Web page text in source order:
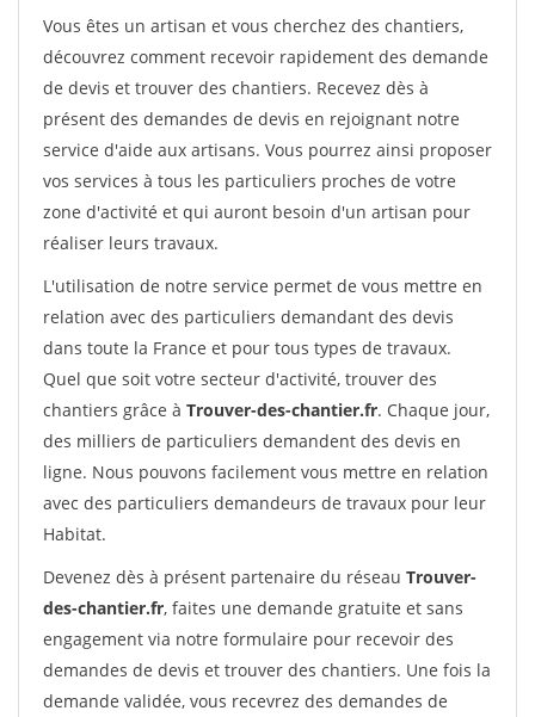
Vous êtes un artisan et vous cherchez des chantiers,
découvrez comment recevoir rapidement des demande
de devis et trouver des chantiers. Recevez dès à
présent des demandes de devis en rejoignant notre
service d'aide aux artisans. Vous pourrez ainsi proposer
vos services à tous les particuliers proches de votre
zone d'activité et qui auront besoin d'un artisan pour
réaliser leurs travaux.
L'utilisation de notre service permet de vous mettre en
relation avec des particuliers demandant des devis
dans toute la France et pour tous types de travaux.
Quel que soit votre secteur d'activité, trouver des
chantiers grâce à Trouver-des-chantier.fr. Chaque jour,
des milliers de particuliers demandent des devis en
ligne. Nous pouvons facilement vous mettre en relation
avec des particuliers demandeurs de travaux pour leur
Habitat.
Devenez dès à présent partenaire du réseau Trouver-
des-chantier.fr, faites une demande gratuite et sans
engagement via notre formulaire pour recevoir des
demandes de devis et trouver des chantiers. Une fois la
demande validée, vous recevrez des demandes de